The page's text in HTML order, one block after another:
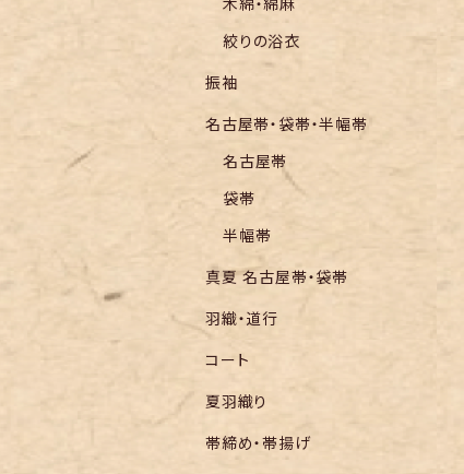
木綿・綿麻
絞りの浴衣
振袖
名古屋帯・袋帯・半幅帯
名古屋帯
袋帯
半幅帯
真夏 名古屋帯・袋帯
羽織・道行
コート
夏羽織り
帯締め・帯揚げ